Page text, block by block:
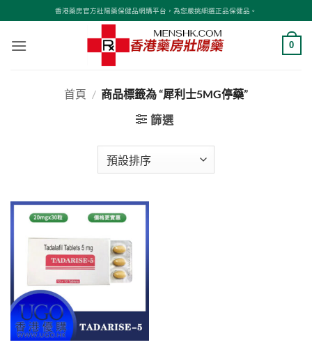
to
content
香港藥房官方壯陽藥保健品網購平台，為您嚴挑細選正品保健品。
0
首頁 / 商品標籤為 “犀利士5MG停藥”
篩選